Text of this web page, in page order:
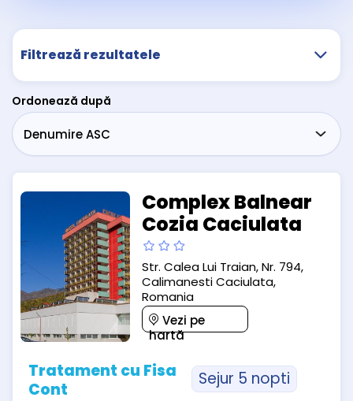
Filtrează rezultatele
Ordonează după
Complex Balnear
Cozia Caciulata
Str. Calea Lui Traian, Nr. 794,
Calimanesti Caciulata,
Romania
Vezi pe
hartă
Tratament cu Fisa
Cont
Sejur 5 nopti